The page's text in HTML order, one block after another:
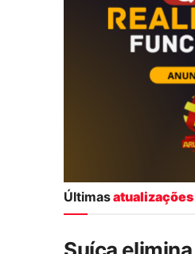
Últimasatualizações